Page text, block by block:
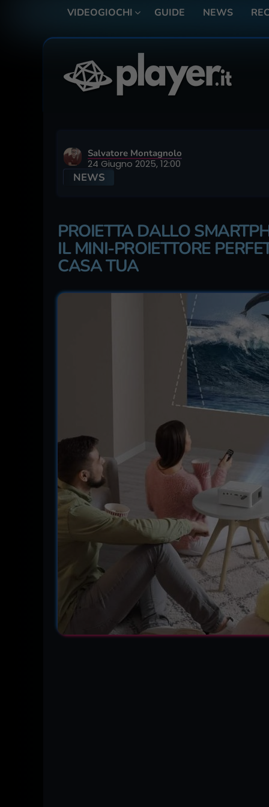
VIDEOGIOCHI GUIDE NEWS
Salvatore Montagnolo
24 Giugno 2025, 12:00
NEWS
PROIETTA DALLO
IL MINI-PROIETTORE
CASA TUA